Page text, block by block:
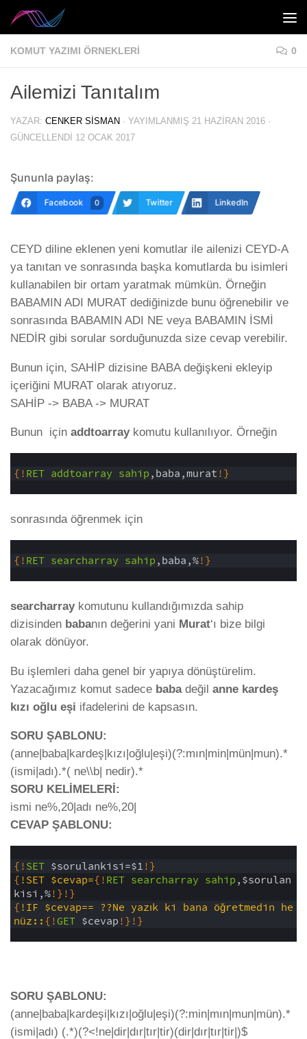
Skip to content
KOMUT YAZIMI ÖRNEKLERI 0
Ailemizi Tanıtalım
YAZAR: CENKER SISMAN · YAYIMLANMIŞ 21 HAZIRAN 2016 ·
GÜNCELLENDI 12 OCAK 2017
Şununla paylaş:
Facebook 0 Twitter LinkedIn
CEYD diline eklenen yeni komutlar ile ailenizi CEYD-A
ya tanıtan ve sonrasında başka komutlarda bu isimleri
kullanabilen bir ortam yaratmak mümkün. Örneğin
BABAMIN ADI MURAT dediğinizde bunu öğrenebilir ve
sonrasında BABAMIN ADI NE veya BABAMIN İSMİ
NEDİR gibi sorular sorduğunuzda size cevap verebilir.
Bunun için, SAHİP dizisine BABA değişkeni ekleyip
içeriğini MURAT olarak atıyoruz.
SAHİP -> BABA -> MURAT
Bunun için addtoarraykomutu kullanılıyor. Örneğin
{!RET addtoarray sahip,baba,murat!}
sonrasında öğrenmek için
{!RET searcharray sahip,baba,%!}
searcharraykomutunu kullandığımızda sahip
dizisinden babanın değerini yani Murat‘ı bize bilgi
olarak dönüyor.
Bu işlemleri daha genel bir yapıya dönüştürelim.
Yazacağımız komut sadece babadeğil anne kardeş
kızı oğlu eşi ifadelerini de kapsasın.
SORU ŞABLONU:
(anne|baba|kardeş|kızı|oğlu|eşi)(?:mın|min|mün|mun).*
(ismi|adı).*( ne\\b| nedir).*
SORU KELİMELERİ:
ismi ne%,20|adı ne%,20|
CEVAP ŞABLONU:
{!SET $sorulankisi=$1!}
{!SET $cevap={!RET searcharray sahip,$sorulan
kisi,%!}!}
{!IF $cevap== ??Ne yazık ki bana öğretmedin he
nüz::{!GET $cevap!}!}
SORU ŞABLONU:
(anne|baba|kardeşi|kızı|oğlu|eşi)(?:min|mın|mun|mün).*
(ismi|adı) (.*)(?<!ne|dir|dır|tır|tir)(dir|dır|tır|tir|)$